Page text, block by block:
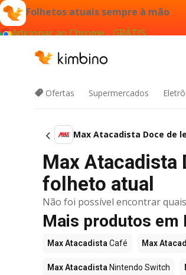
Folhetos atuais sempre à mão
Adicionar ao Chrome - GRÁTIS
Ofertas Supermercados
Max Atacadista Doce de
Max
folheto atual
Não foi possível encontrar
Mais produtos em
Max Atacadista Café Max
Max Atacadista Nintendo Switch